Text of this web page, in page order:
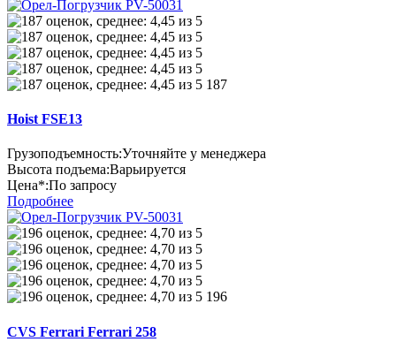
187
Hoist FSE13
Грузоподъемность:Уточняйте у менеджера
Высота подъема:Варьируется
Цена*:По запросу
Подробнее
196
CVS Ferrari Ferrari 258